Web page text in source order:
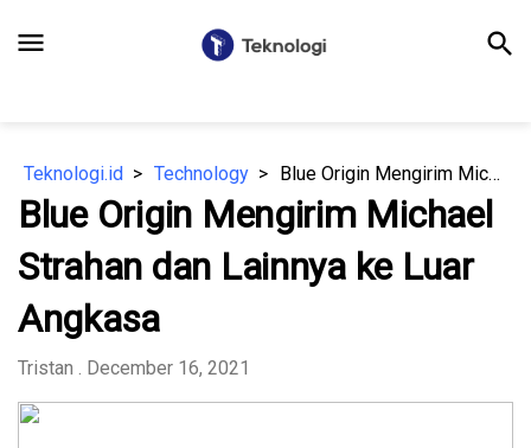
menu search
Teknologi.id Technology Blue Origin Mengirim Michael Strahan dan Lainnya ke Luar Angkasa
Blue Origin Mengirim Michael
Strahan dan Lainnya ke Luar
Angkasa
Tristan . December 16, 2021